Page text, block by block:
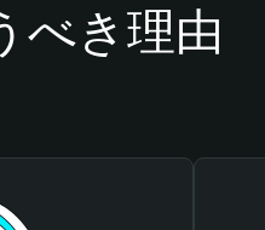
べき理由